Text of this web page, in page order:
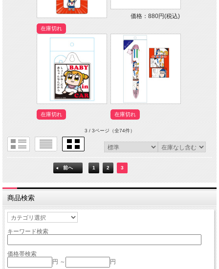
在庫切れ
価格：880円(税込)
在庫切れ 在庫切れ
3 / 3ページ（全74件）
前へ 1 2 3
商品検索
キーワード検索
価格帯検索
円 ～
円